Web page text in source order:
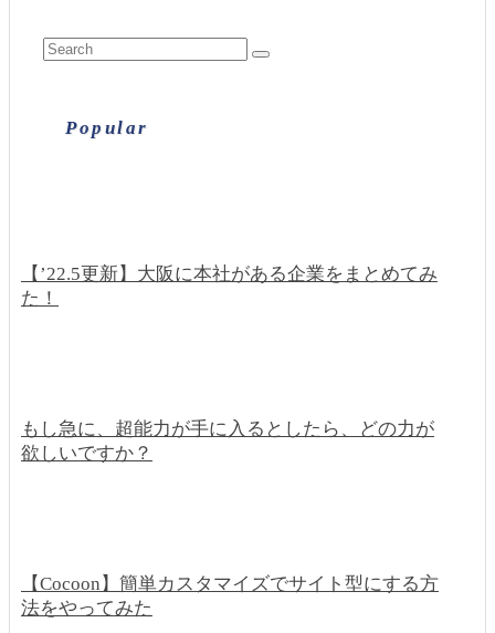
Popular
【’22.5更新】大阪に本社がある企業をまとめてみ
た！
もし急に、超能力が手に入るとしたら、どの力が
欲しいですか？
【Cocoon】簡単カスタマイズでサイト型にする方
法をやってみた